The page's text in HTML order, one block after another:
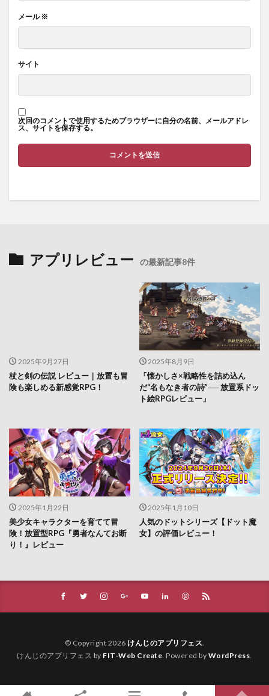
メール※
サイト
次回のコメントで使用するためブラウザーに自分の名前、メールアドレ
ス、サイトを保存する。
アプリレビュー の最新記事8件
2025年9月27日
杖と剣の伝説 レビュー｜放置も冒
険も楽しめる新感覚RPG！
2025年8月9日
「懐かしさ×戦略性を詰め込ん
だ“名もなき者の詩”── 放置系ドッ
ト絵RPGレビュー」
2025年1月22日
美少女キャラクターを育てて冒
険！放置型RPG『勇者なんてお断
り！』レビュー
2025年1月10日
人気のドットシリーズ【ドット魔
女】の評価レビュー！
© Copyright 2026 けんじのアプリフェス.
けんじのアプリフェス by FIT-Web Create. Powered by WordPress.